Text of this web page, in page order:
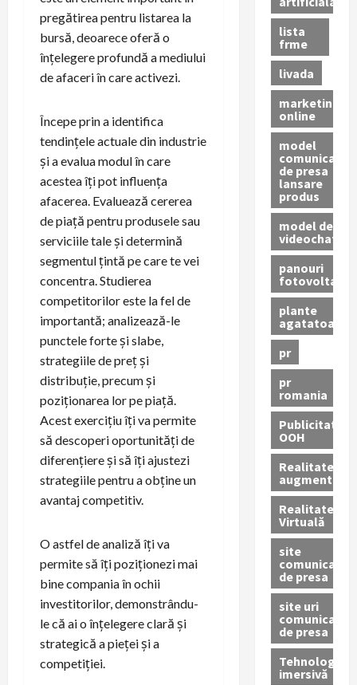
pregătirea pentru listarea la
bursă, deoarece oferă o
înțelegere profundă a mediului
de afaceri în care activezi.
Începe prin a identifica
tendințele actuale din industrie
și a evalua modul în care
acestea îți pot influența
afacerea. Evaluează cererea
de piață pentru produsele sau
serviciile tale și determină
segmentul țintă pe care te vei
concentra. Studierea
competitorilor este la fel de
importantă; analizează-le
punctele forte și slabe,
strategiile de preț și
distribuție, precum și
poziționarea lor pe piață.
Acest exercițiu îți va permite
să descoperi oportunități de
diferențiere și să îți ajustezi
strategiile pentru a obține un
avantaj competitiv.
O astfel de analiză îți va
permite să îți poziționezi mai
bine compania în ochii
investitorilor, demonstrându-
le că ai o înțelegere clară și
strategică a pieței și a
competiției.
lista
frme
livada
marketing
online
model
comunicat
de presa
lansare
produs
model de
videochat
panouri
fotovoltaice
plante
agatatoare
pr
pr
romania
Publicitate
OOH
Realitatea
augmentată
Realitatea
Virtuală
site
comunicate
de presa
site uri
comunicate
de presa
Tehnologie
imersivă